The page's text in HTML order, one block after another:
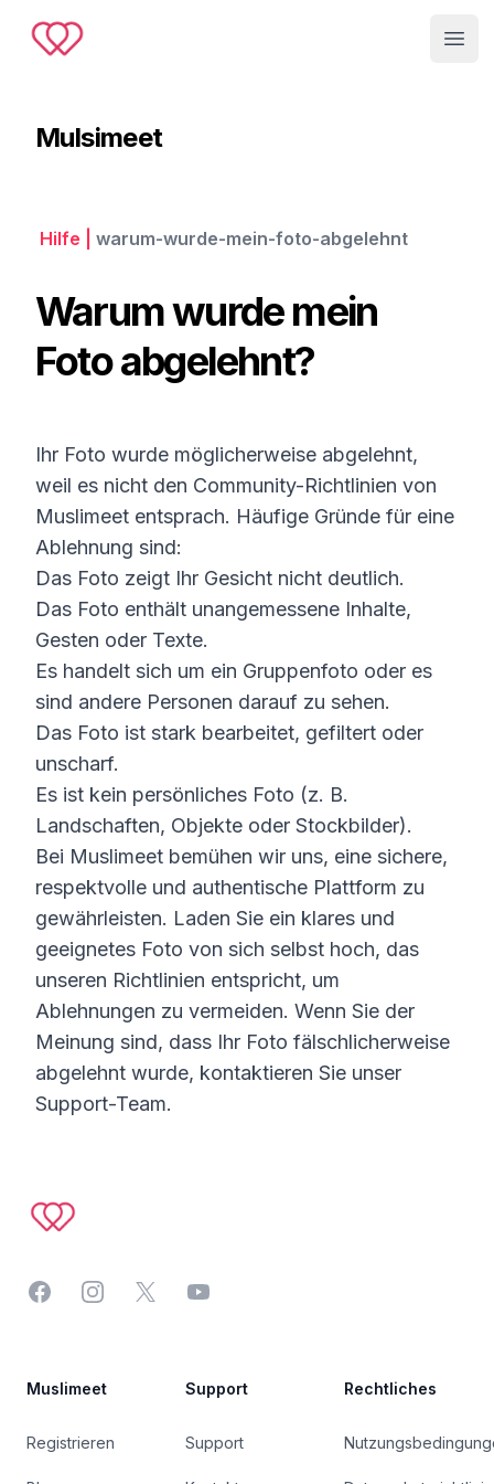
Muslimeet
Mulsimeet
Hilfe warum-wurde-mein-foto-abgelehnt
Warum wurde mein
Foto abgelehnt?
Ihr Foto wurde möglicherweise abgelehnt,
weil es nicht den Community-Richtlinien von
Muslimeet entsprach. Häufige Gründe für eine
Ablehnung sind:
Das Foto zeigt Ihr Gesicht nicht deutlich.
Das Foto enthält unangemessene Inhalte,
Gesten oder Texte.
Es handelt sich um ein Gruppenfoto oder es
sind andere Personen darauf zu sehen.
Das Foto ist stark bearbeitet, gefiltert oder
unscharf.
Es ist kein persönliches Foto (z. B.
Landschaften, Objekte oder Stockbilder).
Bei Muslimeet bemühen wir uns, eine sichere,
respektvolle und authentische Plattform zu
gewährleisten. Laden Sie ein klares und
geeignetes Foto von sich selbst hoch, das
unseren Richtlinien entspricht, um
Ablehnungen zu vermeiden. Wenn Sie der
Meinung sind, dass Ihr Foto fälschlicherweise
abgelehnt wurde, kontaktieren Sie unser
Support-Team.
FacebookInstagramTwitterYouTube
Muslimeet
Registrieren
Support
Support
Rechtliches